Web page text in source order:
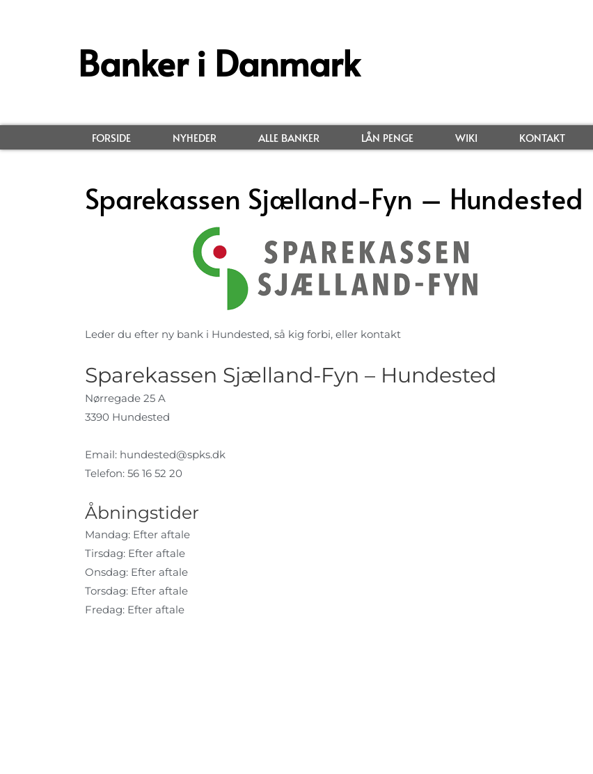
Banker i Danmark
FORSIDE NYHEDER ALLE BANKER LÅN PENGE WIKI KONTAKT
Sparekassen Sjælland-Fyn – Hundested
Leder du efter ny bank i Hundested, så kig forbi, eller kontakt
Sparekassen Sjælland-Fyn – Hundested
Nørregade 25 A
3390 Hundested
Email: hundested@spks.dk
Telefon: 56 16 52 20
Åbningstider
Mandag: Efter aftale
Tirsdag: Efter aftale
Onsdag: Efter aftale
Torsdag: Efter aftale
Fredag: Efter aftale